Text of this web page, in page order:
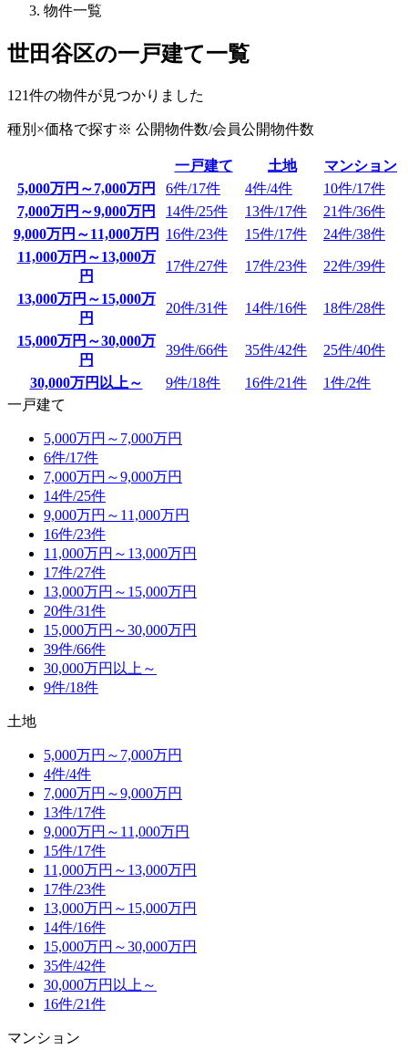
物件一覧
世田谷区の一戸建て一覧
121件の物件が見つかりました
種別×価格で探す※ 公開物件数/会員公開物件数
一戸建て 土地
マンション
5,000万円～7,000万円
6件/17件 4件/4件 10件/17件
7,000万円～9,000万円
14件/25件 13件/17件 21件/36件
9,000万円～11,000万円
16件/23件 15件/17件 24件/38件
11,000万円～13,000万
円
17件/27件 17件/23件 22件/39件
13,000万円～15,000万
円
20件/31件 14件/16件 18件/28件
15,000万円～30,000万
円
39件/66件 35件/42件 25件/40件
30,000万円以上～ 9件/18件 16件/21件 1件/2件
一戸建て
5,000万円～7,000万円
6件/17件
7,000万円～9,000万円
14件/25件
9,000万円～11,000万円
16件/23件
11,000万円～13,000万円
17件/27件
13,000万円～15,000万円
20件/31件
15,000万円～30,000万円
39件/66件
30,000万円以上～
9件/18件
土地
5,000万円～7,000万円
4件/4件
7,000万円～9,000万円
13件/17件
9,000万円～11,000万円
15件/17件
11,000万円～13,000万円
17件/23件
13,000万円～15,000万円
14件/16件
15,000万円～30,000万円
35件/42件
30,000万円以上～
16件/21件
マンション